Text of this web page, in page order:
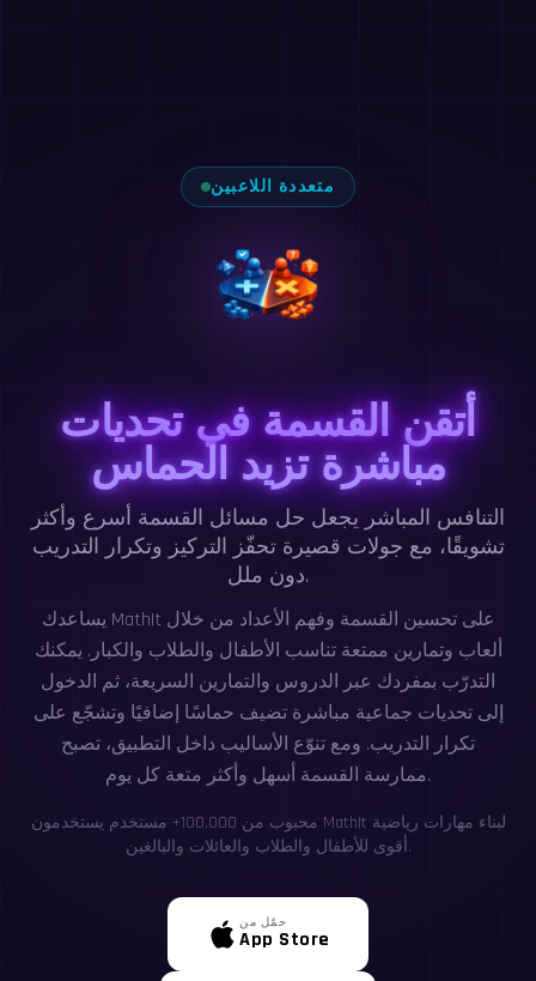
متعددة اللاعبين
أتقن القسمة في تحديات
مباشرة تزيد الحماس
التنافس المباشر يجعل حل مسائل القسمة أسرع وأكثر
تشويقًا، مع جولات قصيرة تحفّز التركيز وتكرار التدريب
دون ملل.
يساعدك MathIt على تحسين القسمة وفهم الأعداد من خلال
ألعاب وتمارين ممتعة تناسب الأطفال والطلاب والكبار. يمكنك
التدرّب بمفردك عبر الدروس والتمارين السريعة، ثم الدخول
إلى تحديات جماعية مباشرة تضيف حماسًا إضافيًا وتشجّع على
تكرار التدريب. ومع تنوّع الأساليب داخل التطبيق، تصبح
ممارسة القسمة أسهل وأكثر متعة كل يوم.
محبوب من 100,000+ مستخدم يستخدمون MathIt لبناء مهارات رياضية
أقوى للأطفال والطلاب والعائلات والبالغين.
حمّل من
App Store